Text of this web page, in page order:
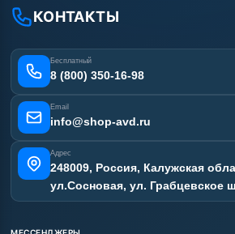
Статьи
Лизинг
Получить скидку
Сертификаты
Наши работы
Отзывы наших клиентов
Карта сайта
КОНТАКТЫ
Бесплатный
8 (800) 350-16-98
Email
info@shop-avd.ru
Адрес
248009, Россия, Калужская
ул.Сосновая, ул. Грабцевское